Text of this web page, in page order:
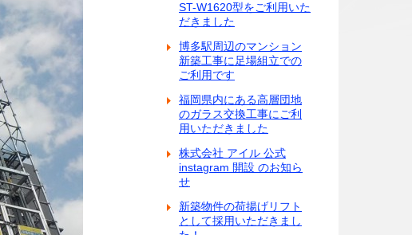
ST-W1620型をご利用いた
だきました
博多駅周辺のマンション
新築工事に足場組立での
ご利用です
福岡県内にある高層団地
のガラス交換工事にご利
用いただきました
株式会社 アイル 公式
instagram 開設 のお知ら
せ
新築物件の荷揚げリフト
として採用いただきまし